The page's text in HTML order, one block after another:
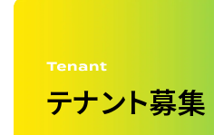
テナント募集